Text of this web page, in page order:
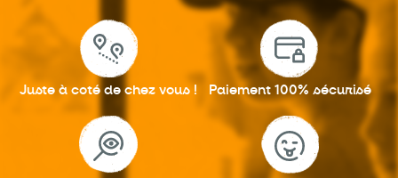
Juste à coté de chez vous ! Paiement 100% sécurisé